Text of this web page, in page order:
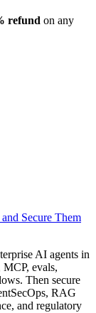
refund on any
Secure Them
AI agents in
evals,
Then secure
RAG
and regulatory